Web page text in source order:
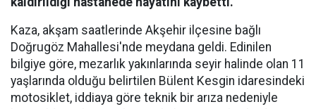
Kaza, akşam saatlerinde Akşehir ilçesine bağlı
Doğrugöz Mahallesi'nde meydana geldi. Edinilen
bilgiye göre, mezarlık yakınlarında seyir halinde olan 11
yaşlarında olduğu belirtilen Bülent Kesgin idaresindeki
motosiklet, iddiaya göre teknik bir arıza nedeniyle